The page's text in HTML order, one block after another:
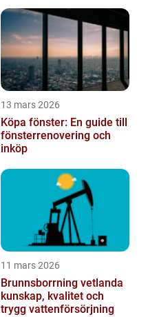
13 mars 2026
Köpa fönster: En guide till
fönsterrenovering och
inköp
11 mars 2026
Brunnsborrning vetlanda
kunskap, kvalitet och
trygg vattenförsörjning